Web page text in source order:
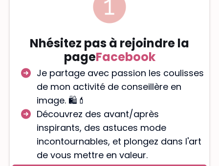
Nhésitez pas à rejoindre la
pageFacebook
Je partage avec passion les coulisses
de mon activité de conseillère en
image. 🛍️💄
Découvrez des avant/après
inspirants, des astuces mode
incontournables, et plongez dans l'art
de vous mettre en valeur.